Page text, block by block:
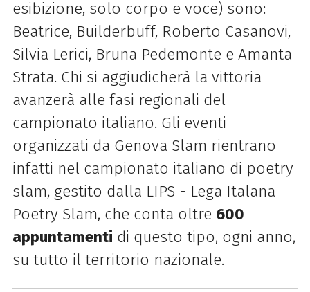
esibizione, solo corpo e voce) sono:
Beatrice, Builderbuff, Roberto Casanovi,
Silvia Lerici, Bruna Pedemonte e Amanta
Strata. Chi si aggiudicherà la vittoria
avanzerà alle fasi regionali del
campionato italiano. Gli eventi
organizzati da Genova Slam rientrano
infatti nel campionato italiano di poetry
slam, gestito dalla LIPS - Lega Italana
Poetry Slam, che conta oltre 600
appuntamenti di questo tipo, ogni anno,
su tutto il territorio nazionale.